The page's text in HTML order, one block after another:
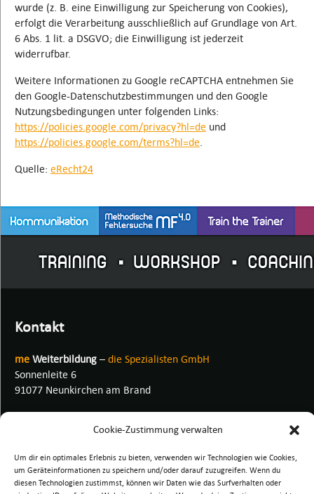
Cookie-Zustimmung verwalten
Um dir ein optimales Erlebnis zu bieten, verwenden wir Technologien wie Cookies,
um Geräteinformationen zu speichern und/oder darauf zuzugreifen. Wenn du
diesen Technologien zustimmst, können wir Daten wie das Surfverhalten oder
wurde (z. B. eine Einwilligung zur Speicherung von Cookies),
erfolgt die Verarbeitung ausschließlich auf Grundlage von Art.
6 Abs. 1 lit. a DSGVO; die Einwilligung ist jederzeit
widerrufbar.
Weitere Informationen zu Google reCAPTCHA entnehmen Sie
den Google-Datenschutzbestimmungen und den Google
Nutzungsbedingungen unter folgenden Links:
https://policies.google.com/privacy?hl=de und
https://policies.google.com/terms?hl=de.
Quelle: eRecht24
Kontakt
me Weiterbildung – die Spezialisten GmbH
Sonnenleite 6
91077 Neunkirchen am Brand
Telefon: +49 (0) 91 92 / 99 43 680
info@me-weiterbildung.de